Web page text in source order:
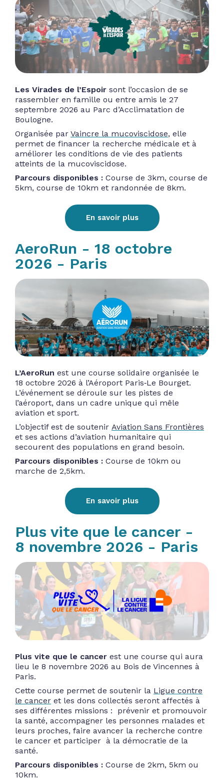
Les Virades de l’Espoir sont l’occasion de se
rassembler en famille ou entre amis le 27
septembre 2026 au Parc d’Acclimatation de
Boulogne.
Organisée par Vaincre la mucoviscidose, elle
permet de financer la recherche médicale et à
améliorer les conditions de vie des patients
atteints de la mucoviscidose.
Parcours disponibles : Course de 3km, course de
5km, course de 10km et randonnée de 8km.
En savoir plus
AeroRun - 18 octobre
2026 - Paris
L’AeroRun est une course solidaire organisée le
18 octobre 2026 à l’Aéroport Paris‑Le Bourget.
L’événement se déroule sur les pistes de
l’aéroport, dans un cadre unique qui mêle
aviation et sport.
L’objectif est de soutenir Aviation Sans Frontières
et ses actions d’aviation humanitaire qui
secourent des populations en grand besoin.
Parcours disponibles : Course de 10km ou
marche de 2,5km.
En savoir plus
Plus vite que le cancer -
8 novembre 2026 - Paris
Plus vite que le cancer est une course qui aura
lieu le 8 novembre 2026 au Bois de Vincennes à
Paris.
Cette course permet de soutenir la Ligue contre
le cancer et les dons collectés seront affectés à
ses différentes missions : prévenir et promouvoir
la santé, accompagner les personnes malades et
leurs proches, faire avancer la recherche contre
le cancer et participer à la démocratie de la
santé.
Parcours disponibles : Course de 2km, 5km ou
10km.